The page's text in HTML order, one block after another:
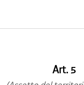
Art. 5